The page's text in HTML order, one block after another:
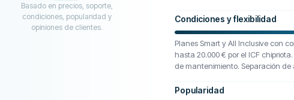
Basado en precios, soporte,
condiciones, popularidad y
opiniones de clientes.
Condiciones y flexibilidad
Planes Smart y All Inclusive con
hasta 20.000 € por el ICF
de mantenimiento. Separación de
Popularidad